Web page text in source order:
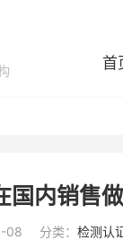
首
国内销售
08 分类： 检测认